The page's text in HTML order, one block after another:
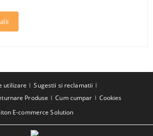
E-commerce Solution
utilizare
Sugestii si reclamatii
Produse Cum cumpar Cookies